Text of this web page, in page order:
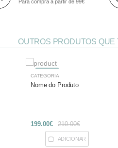
Para compra a partir de 99€
OUTROS PRODUTOS
CATEGORIA
Nome do Produto
199.00€ 210.00€
ADICIONAR